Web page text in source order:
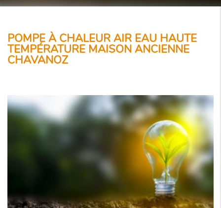
POMPE À CHALEUR AIR EAU HAUTE
TEMPÉRATURE MAISON ANCIENNE
CHAVANOZ